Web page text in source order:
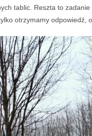
tablic. Reszta to
otrzymamy odpowiedź,